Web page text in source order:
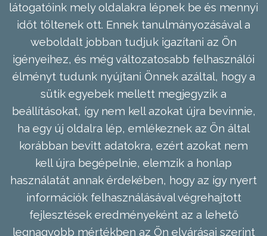
látogatóink mely oldalakra lépnek be és mennyi
időt töltenek ott. Ennek tanulmányozásával a
weboldalt jobban tudjuk igazítani az Ön
igényeihez, és még változatosabb felhasználói
élményt tudunk nyújtani Önnek azáltal, hogy a
sütik egyebek mellett megjegyzik a
beállításokat, így nem kell azokat újra bevinnie,
ha egy új oldalra lép, emlékeznek az Ön által
korábban bevitt adatokra, ezért azokat nem
kell újra begépelnie, elemzik a honlap
használatát annak érdekében, hogy az így nyert
információk felhasználásával végrehajtott
fejlesztések eredményeként az a lehető
legnagyobb mértékben az Ön elvárásai szerint